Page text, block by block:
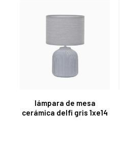
lámpara de mesa
cerámica delfi gris 1xe14